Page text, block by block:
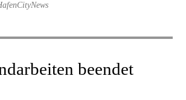
beendet